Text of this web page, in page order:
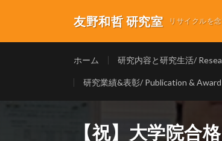
友野和哲 研究室 リサイクルを
ホーム 研究内容と研究生活/
研究業績&表彰/ Publication & Award
【祝】大学院合